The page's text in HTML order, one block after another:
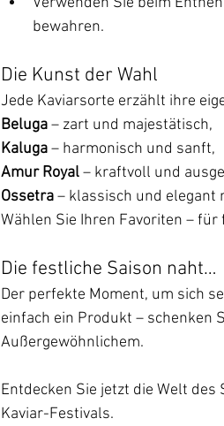
bewahren.
Die Kunst der Wahl
Jede Kaviarsorte erzählt ihre
Beluga – zart und majestätisch,
Kaluga – harmonisch und sanft,
Amur Royal – kraftvoll und
Ossetra – klassisch und elegant
Wählen Sie Ihren Favoriten –
Die festliche Saison naht…
Der perfekte Moment, um sich
einfach ein Produkt – schenken
Außergewöhnlichem.
Entdecken Sie jetzt die Welt des
Kaviar-Festivals.